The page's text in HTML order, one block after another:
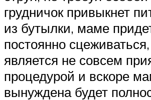
грудничок привыкнет
из бутылки, маме
постоянно
является не совсем
процедурой и вскоре
вынуждена будет